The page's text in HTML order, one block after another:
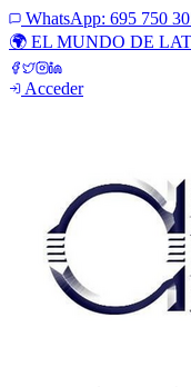
WhatsApp: 695 750
🌍 EL MUNDO DE
Acceder